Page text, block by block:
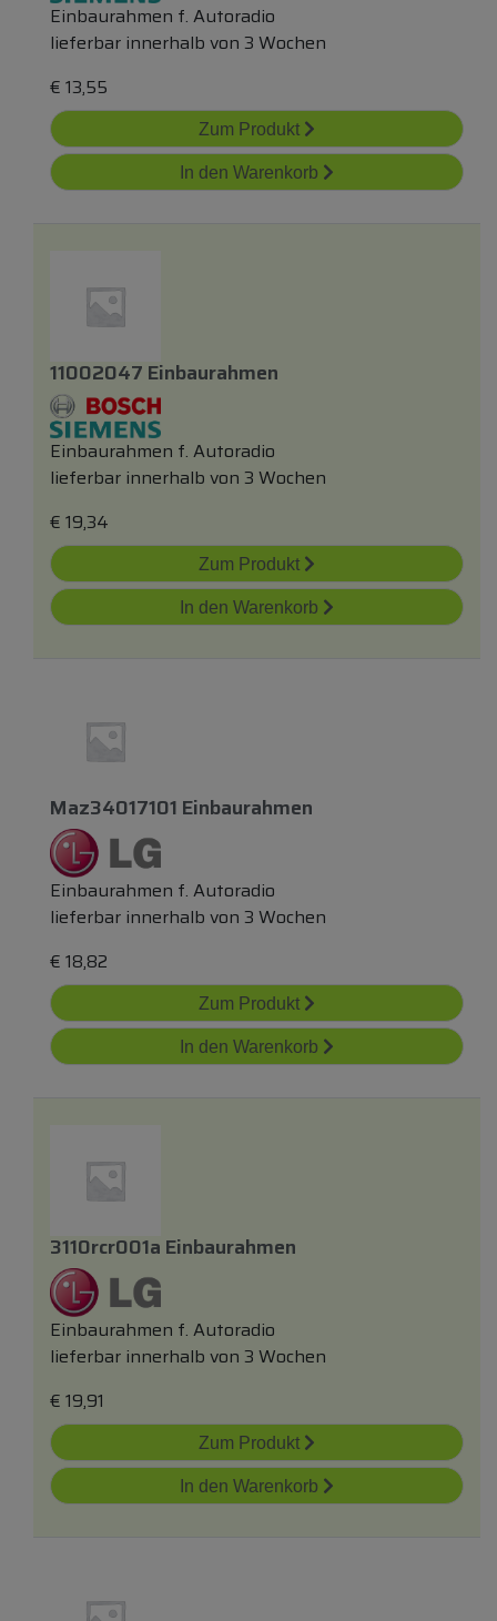
Einbaurahmen f. Autoradio
lieferbar innerhalb von 3 Wochen
€ 13,55
Zum Produkt
In den Warenkorb
11002047 Einbaurahmen
Einbaurahmen f. Autoradio
lieferbar innerhalb von 3 Wochen
€ 19,34
Zum Produkt
In den Warenkorb
Maz34017101 Einbaurahmen
Einbaurahmen f. Autoradio
lieferbar innerhalb von 3 Wochen
€ 18,82
Zum Produkt
In den Warenkorb
3110rcr001a Einbaurahmen
Einbaurahmen f. Autoradio
lieferbar innerhalb von 3 Wochen
€ 19,91
Zum Produkt
In den Warenkorb